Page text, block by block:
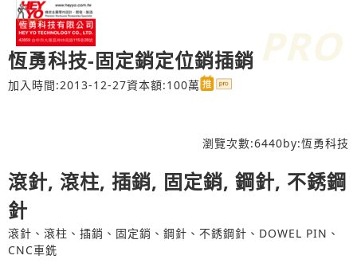
恆勇科技-固定銷定位銷插銷
加入時間:2013-12-27資本額:100萬
瀏覽次數:6440by:恆勇科技
滾針, 滾柱, 插銷, 固定銷, 鋼針, 不銹鋼
針
滾針、滾柱、插銷、固定銷、鋼針、不銹鋼針、DOWEL PIN、
CNC車銑